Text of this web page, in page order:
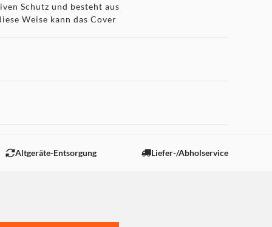
Schutz und besteht aus
Weise kann das Cover
ist und Ihr iPhone
Altgeräte-Entsorgung Liefer-/Abholservice